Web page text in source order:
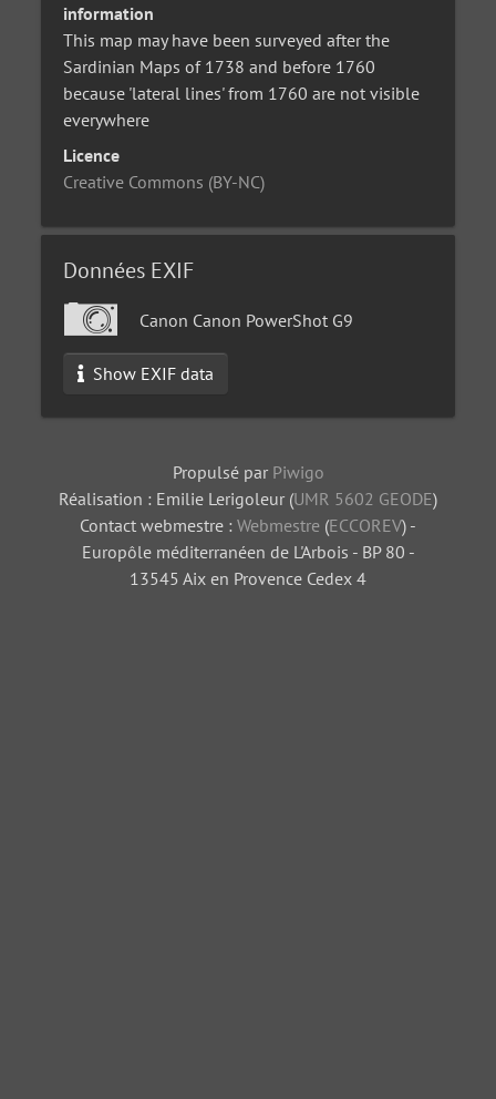
information
This map may have been surveyed after the
Sardinian Maps of 1738 and before 1760
because 'lateral lines' from 1760 are not visible
everywhere
Licence
Creative Commons (BY-NC)
Données EXIF
Canon Canon PowerShot G9
Show EXIF data
Propulsé par Piwigo
Réalisation : Emilie Lerigoleur (UMR 5602 GEODE)
Contact webmestre : Webmestre (ECCOREV) -
Europôle méditerranéen de L'Arbois - BP 80 -
13545 Aix en Provence Cedex 4